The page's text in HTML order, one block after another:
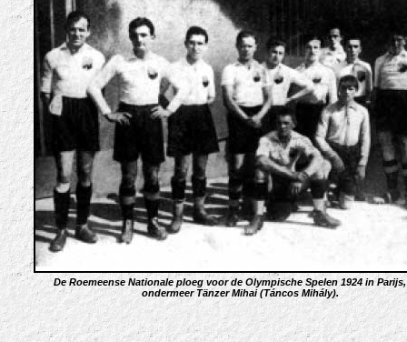
De Roemeense Nationale ploeg voor de Olympische Spelen 1924 in
ondermeer Tänzer Mihai (Táncos Mihály).